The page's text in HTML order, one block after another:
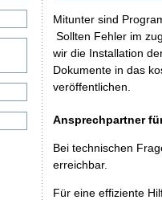
Mitunter sind
Sollten Fehler im
wir die Installation
Dokumente in das
veröffentlichen.
Ansprechpartner
Bei technischen
erreichbar.
Für eine effiziente